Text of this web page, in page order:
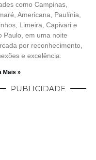
como Campinas,
Americana, Paulínia,
Limeira, Capivari e
Paulo, em uma noite
por reconhecimento,
e excelência.
Mais »
PUBLICIDADE